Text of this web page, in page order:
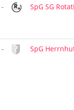
- SpG SG
- SpG